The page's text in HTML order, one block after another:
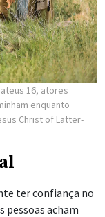
16, atores
enquanto
Christ of Latter-
ter confiança no
pessoas acham